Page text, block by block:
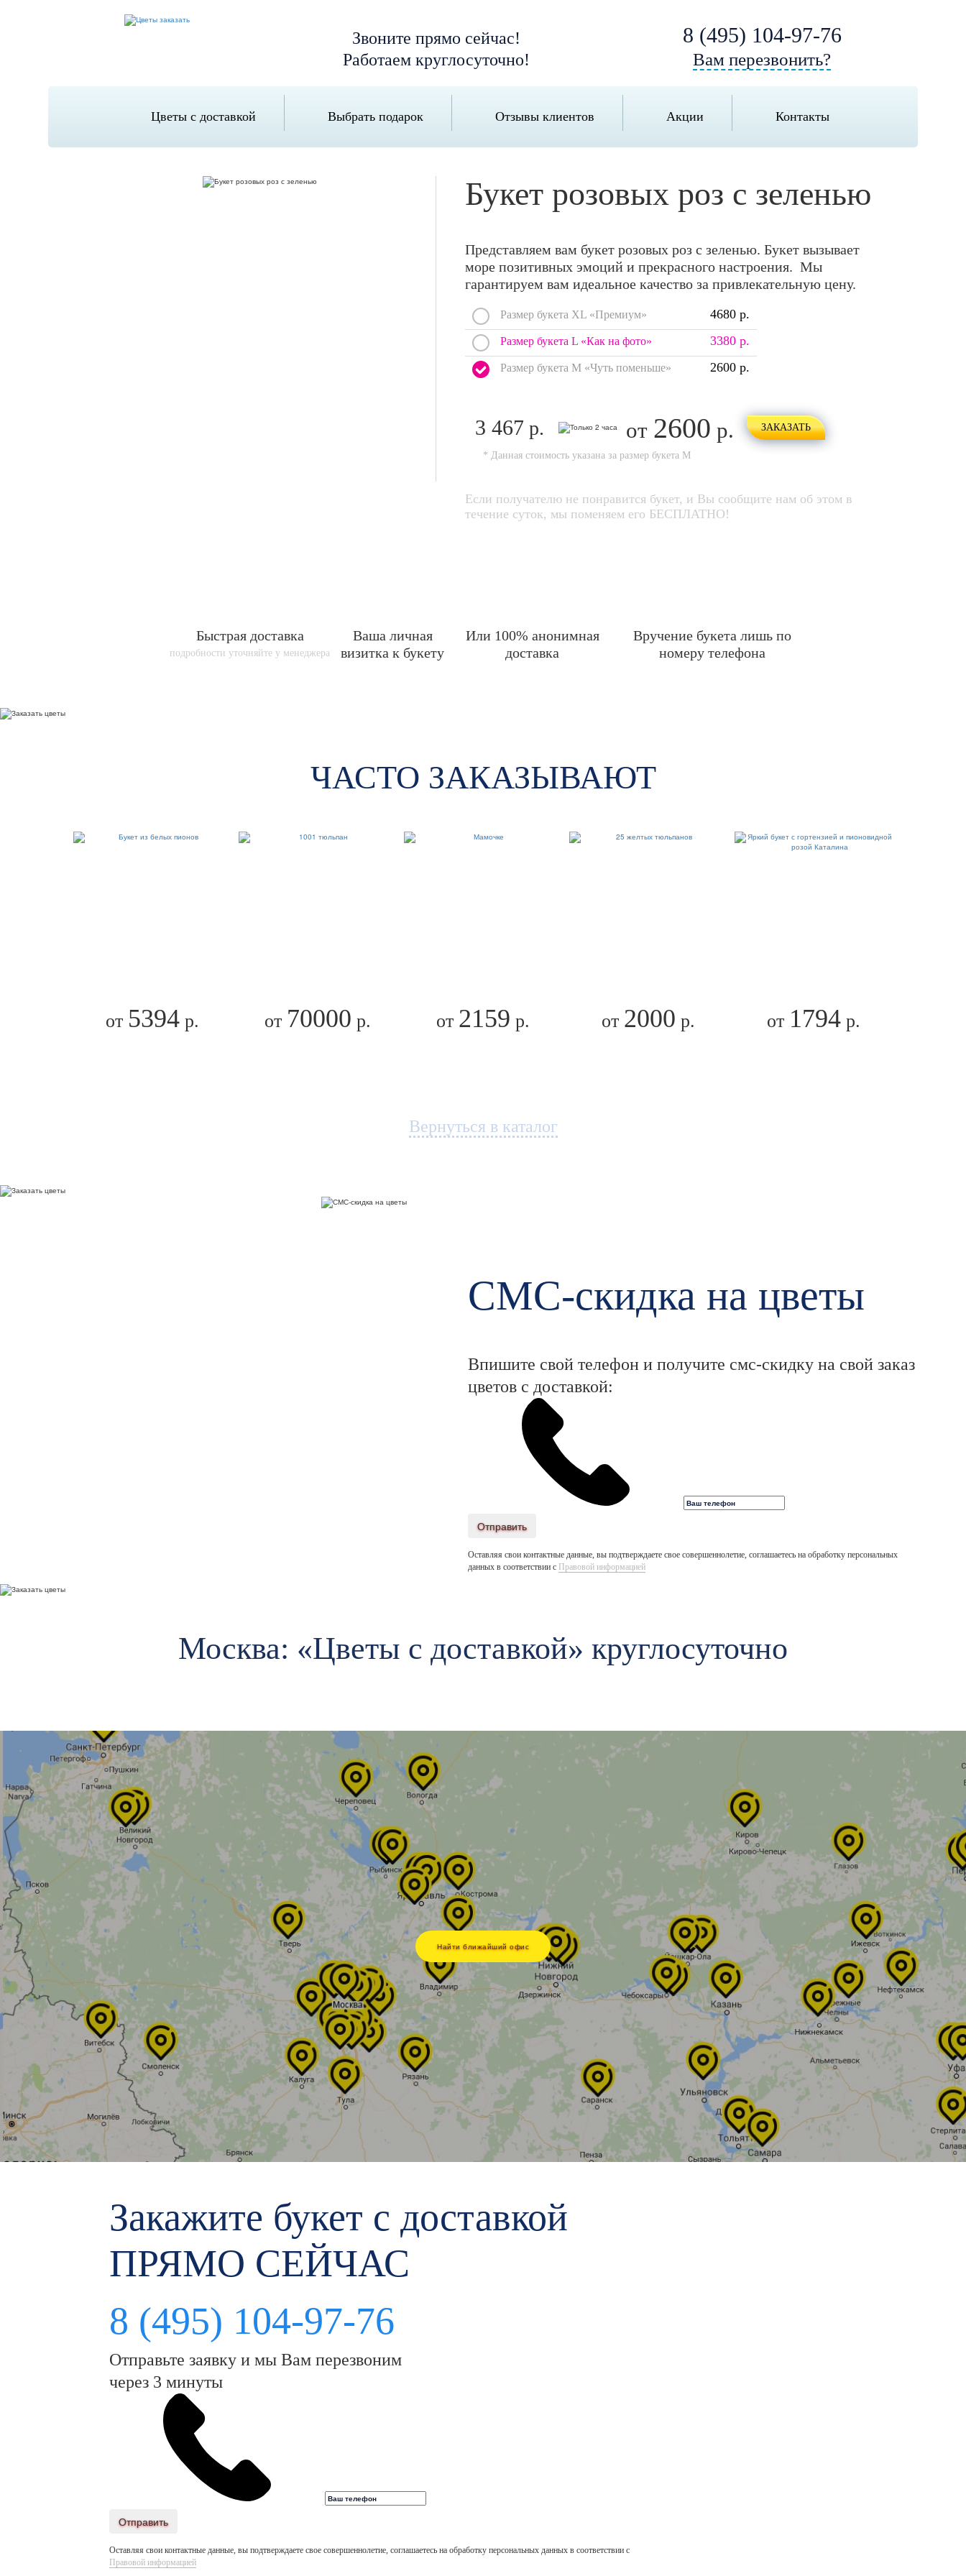
Звоните прямо сейчас!
Работаем круглосуточно!
8 (495) 104-97-76
Вам перезвонить?
Цветы с доставкой Выбрать подарок Отзывы клиентов Акции Контакты
Букет розовых роз с зеленью
Представляем вам букет розовых роз с зеленью. Букет вызывает
море позитивных эмоций и прекрасного настроения. Мы
гарантируем вам идеальное качество за привлекательную цену.
Размер букета XL «Премиум» 4680 р.
Размер букета L «Как на фото» 3380 р.
Размер букета M «Чуть поменьше» 2600 р.
3 467 р. от 2600 р. ЗАКАЗАТЬ
* Данная стоимость указана за размер букета M
Если получателю не понравится букет, и Вы сообщите нам об этом в
течение суток, мы поменяем его БЕСПЛАТНО!
Быстрая доставка
подробности уточняйте у менеджера
Ваша личная
визитка к букету
Или 100% анонимная
доставка
Вручение букета лишь по
номеру телефона
ЧАСТО ЗАКАЗЫВАЮТ
от 5394 р. от 70000 р. от 2159 р. от 2000 р. от 1794 р.
Вернуться в каталог
СМС-скидка на цветы
Впишите свой телефон и получите смс-скидку на свой заказ
цветов с доставкой:
Отправить
Оставляя свои контактные данные, вы подтверждаете свое совершеннолетие, соглашаетесь на обработку персональных
данных в соответствии с Правовой информацией
Москва: «Цветы c доставкой» круглосуточно
Авиамоторная
Найти ближайший офис
Закажите букет с доставкой
ПРЯМО СЕЙЧАС
8 (495) 104-97-76
Отправьте заявку и мы Вам перезвоним
через 3 минуты
Отправить
Оставляя свои контактные данные, вы подтверждаете свое совершеннолетие, соглашаетесь на обработку персональных данных в соответствии с
Правовой информацией